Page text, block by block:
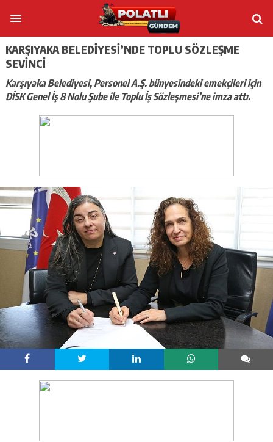
KARŞIYAKA BELEDIYESI’NDE TOPLU SÖZLEŞME
SEVINCI
Karşıyaka Belediyesi, Personel A.Ş. bünyesindeki emekçileri için
DİSK Genel İş 8 Nolu Şube ile Toplu İş Sözleşmesi’ne imza attı.